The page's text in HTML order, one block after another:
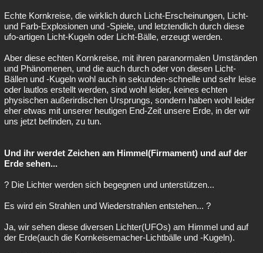
Echte Kornkreise, die wirklich durch Licht-Erscheinungen, Licht-
und Farb-Explosionen und -Spiele, und letztendlich durch diese
ufo-artigen Licht-Kugeln oder Licht-Bälle, erzeugt werden.
Aber diese echten Kornkreise, mit ihren paranormalen Umständen
und Phänomenen, und die auch durch oder von diesen Licht-
Bällen und -Kugeln wohl auch in sekunden-schnelle und sehr leise
oder lautlos erstellt werden, sind wohl leider, keines echten
physischen außerirdischen Ursprungs, sondern haben wohl leider
eher etwas mit unserer heutigen End-Zeit unsere Erde, in der wir
uns jetzt befinden, zu tun.
Und ihr werdet Zeichen am Himmel(Firmament) und auf der
Erde sehen...
? Die Lichter werden sich begegnen und unterstützen...
Es wird ein Strahlen und Wiederstrahlen entstehen... ?
Ja, wir sehen diese diversen Lichter(UFOs) am Himmel und auf
der Erde(auch die Kornkeisemacher-Lichtbälle und -Kugeln).